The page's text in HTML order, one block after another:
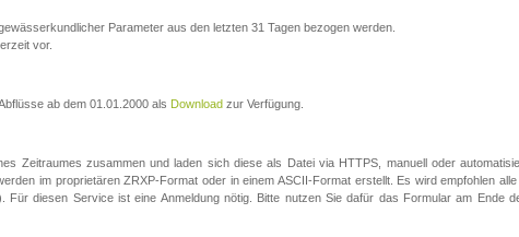
Parameter aus den letzten 31 Tagen bezogen werden.
vor.
ab dem 01.01.2000 als Download zur Verfügung.
Zeitraumes zusammen und laden sich diese als Datei via HTTPS, manuell oder
im proprietären ZRXP-Format oder in einem ASCII-Format erstellt. Es wird empfohlen
diesen Service ist eine Anmeldung nötig. Bitte nutzen Sie dafür das Formular am Ende